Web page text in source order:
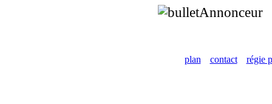
Annonceur
plan contact régie